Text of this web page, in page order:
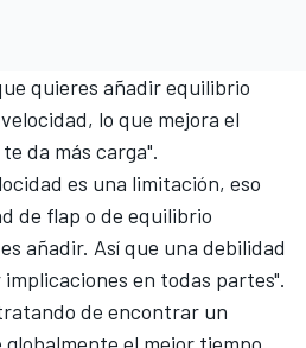
quieres añadir equilibrio
lo que mejora el
da más carga".
es una limitación, eso
de flap o de equilibrio
añadir. Así que una debilidad
en todas partes".
de encontrar un